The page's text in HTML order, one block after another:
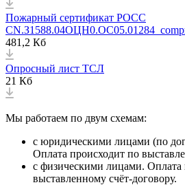
Пожарный сертификат РОСС
481,2 Кб
Опросный лист ТСЛ
21 Кб
Мы работаем по двум схемам:
с юридическими лицами (по
Оплата происходит по
с физическими лицами. Оплата
выставленному счёт-договору.